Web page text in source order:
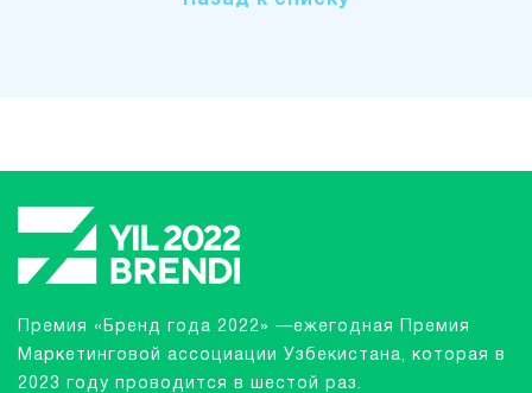
Премия «Бренд года 2022» —ежегодная Премия
Маркетинговой ассоциации Узбекистана, которая в
2023 году проводится в шестой раз.